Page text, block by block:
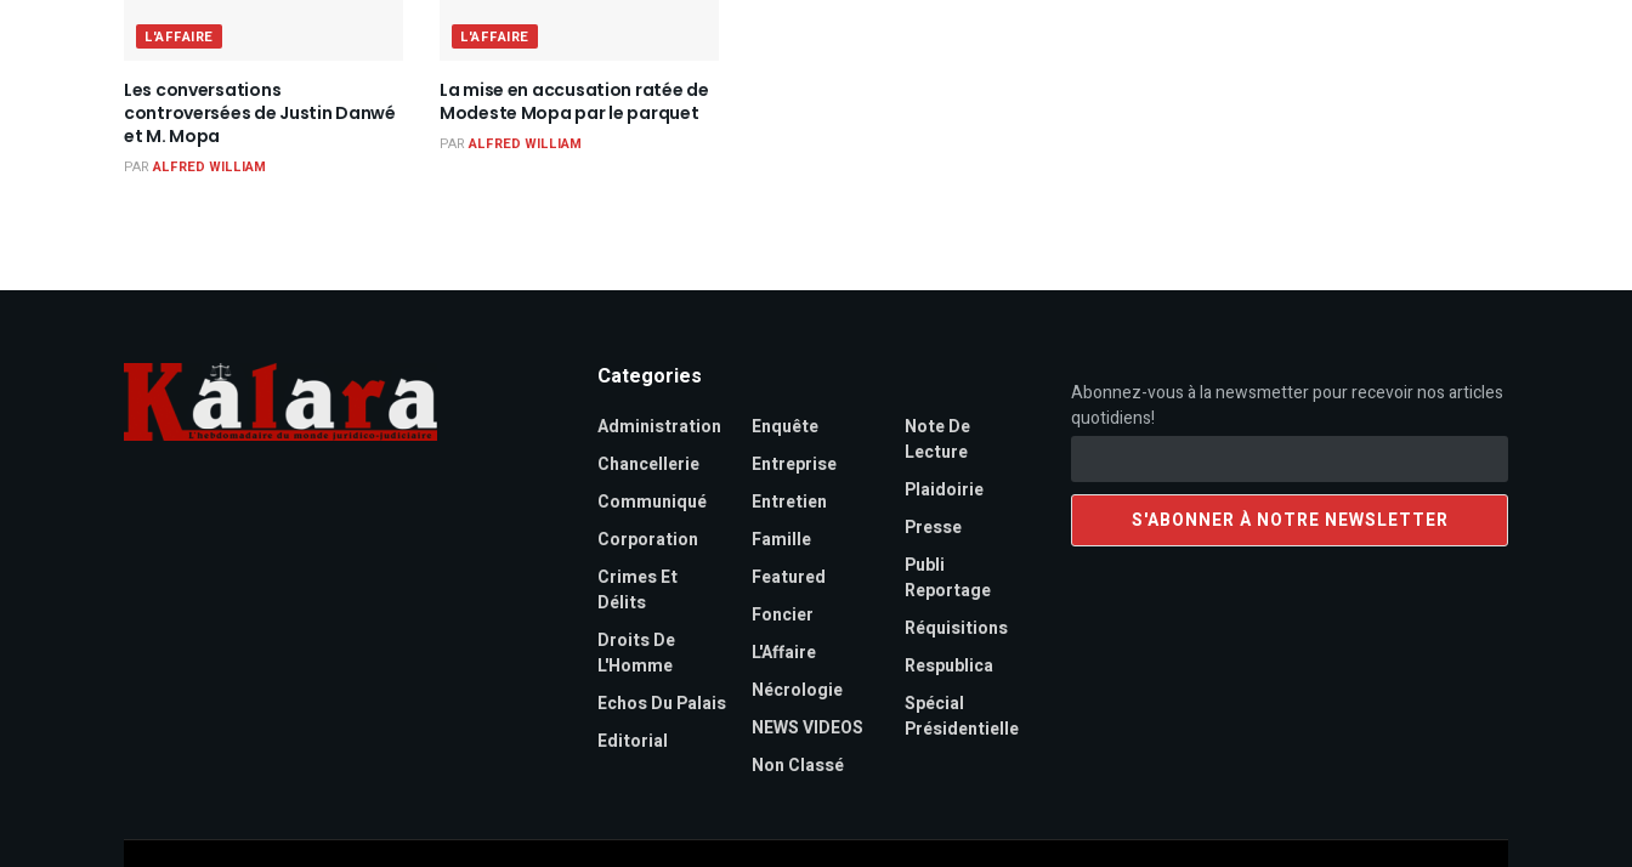
L'AFFAIRE
Les conversations
controversées de Justin Danwé
et M. Mopa
PAR ALFRED WILLIAM
L'AFFAIRE
La mise en accusation ratée de
Modeste Mopa par le parquet
PAR ALFRED WILLIAM
Categories
Administration
Chancellerie
Communiqué
Corporation
Crimes Et
Délits
Droits De
L'Homme
Echos Du Palais
Editorial
Enquête
Entreprise
Entretien
Famille
Featured
Foncier
L'Affaire
Nécrologie
NEWS VIDEOS
Non Classé
Note De
Lecture
Plaidoirie
Presse
Publi
Reportage
Réquisitions
Respublica
Spécial
Présidentielle
Abonnez-vous à la newsmetter pour recevoir nos articles
quotidiens!